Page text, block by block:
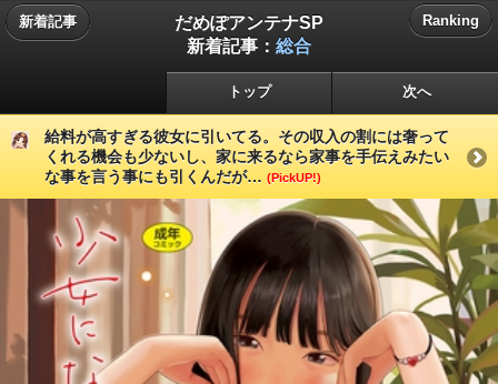
新着記事
だめぽアンテナSP
新着記事： 総合
Ranking
トップ 次へ
給料が高すぎる彼女に引いてる。その収入の割には奢って
くれる機会も少ないし、家に来るなら家事を手伝えみたい
な事を言う事にも引くんだが… (PickUP!)